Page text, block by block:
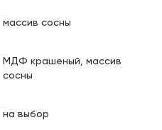
массив сосны
МДФ крашеный, массив
сосны
на выбор